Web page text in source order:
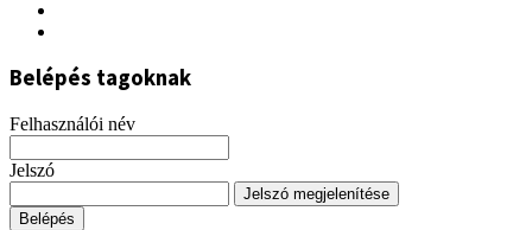
Belépés tagoknak
Felhasználói név
Jelszó
Jelszó megjelenítése
Belépés